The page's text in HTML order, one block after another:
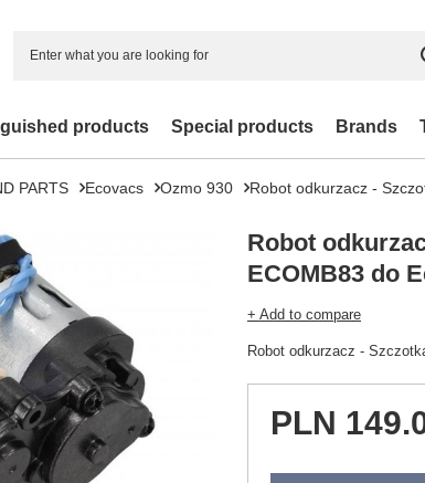
products Special products Brands
PARTS Ecovacs Ozmo 930 Robot odkurzacz -
Robot
ECOMB83 do
+ Add to compare
Robot odkurzacz -
PLN